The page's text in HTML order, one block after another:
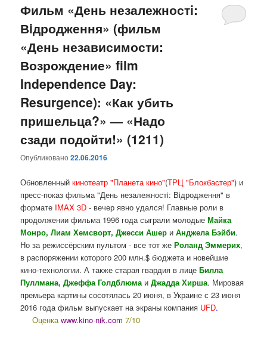
Фильм «День незалежностi:
Вiдродження» (фильм
«День независимости:
Возрождение» film
Independence Day:
Resurgence): «Как убить
пришельца?» — «Надо
сзади подойти!» (1211)
Опубликовано22.06.2016
Обновленныйкинотеатр "Планета кино"(ТРЦ "Блокбастер") и
пресс-показ фильма "День незалежностi: Вiдродження" в
формате IMAX 3D - вечер явно удался! Главные роли в
продолжении фильма 1996 года сыграли молодыеМайка
Монро, Лиам Хемсворт, Джесси Ашер иАнджела Бэйби.
Но за режиссёрским пультом - все тот жеРоланд Эммерих,
в распоряжении которого 200 млн.$ бюджета и новейшие
кино-технологии. А также старая гвардия в лицеБилла
Пуллмана, Джеффа Голдблюма иДжадда Хирша. Мировая
премьера картины сосотялась 20 июня, в Украине с 23 июня
2016 года фильм выпускает на экраны компания UFD.
Оценкаwww.kino-nik.com7/10